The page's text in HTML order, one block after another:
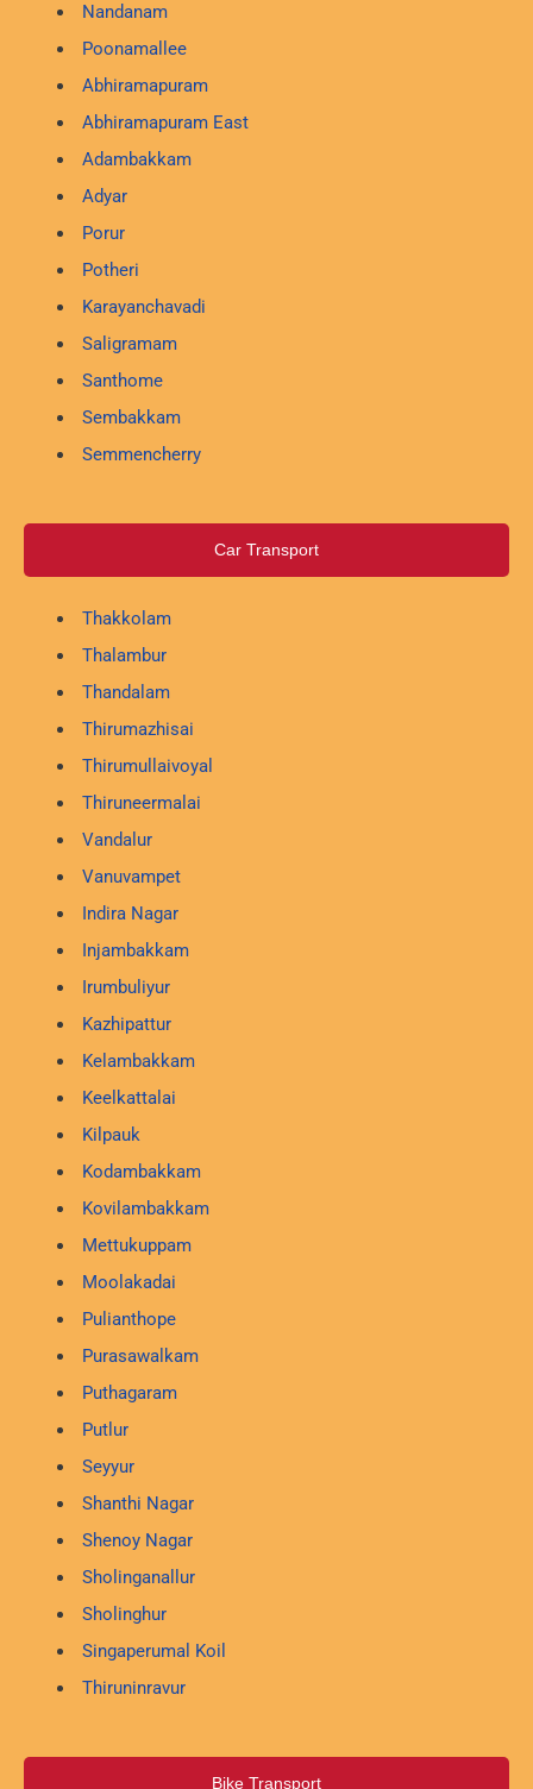
Nandanam
Poonamallee
Abhiramapuram
Abhiramapuram East
Adambakkam
Adyar
Porur
Potheri
Karayanchavadi
Saligramam
Santhome
Sembakkam
Semmencherry
Car Transport
Thakkolam
Thalambur
Thandalam
Thirumazhisai
Thirumullaivoyal
Thiruneermalai
Vandalur
Vanuvampet
Indira Nagar
Injambakkam
Irumbuliyur
Kazhipattur
Kelambakkam
Keelkattalai
Kilpauk
Kodambakkam
Kovilambakkam
Mettukuppam
Moolakadai
Pulianthope
Purasawalkam
Puthagaram
Putlur
Seyyur
Shanthi Nagar
Shenoy Nagar
Sholinganallur
Sholinghur
Singaperumal Koil
Thiruninravur
Bike Transport